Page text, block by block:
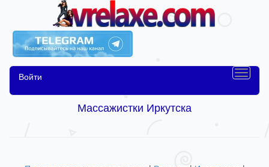
Войти
Массажистки Иркутска